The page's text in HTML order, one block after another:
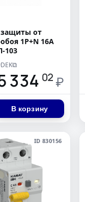
защиты от
1P+N 16A
103
⧉
334 02 ₽
В корзину
ID 830156